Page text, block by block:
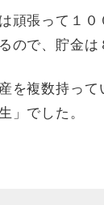
頑張って１
ので、貯金は
を複数持っ
」でした。